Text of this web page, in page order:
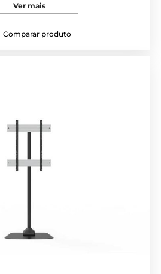
Ver mais
Comparar produto